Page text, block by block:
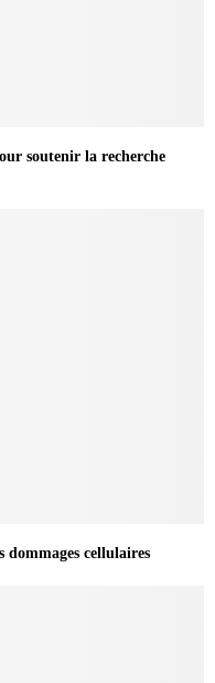
soutenir la recherche
cellulaires